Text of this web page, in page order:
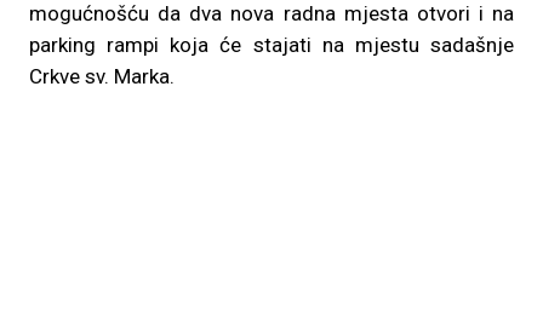
mogućnošću da dva nova radna mjesta otvori i na
parking rampi koja će stajati na mjestu sadašnje
Crkve sv. Marka.